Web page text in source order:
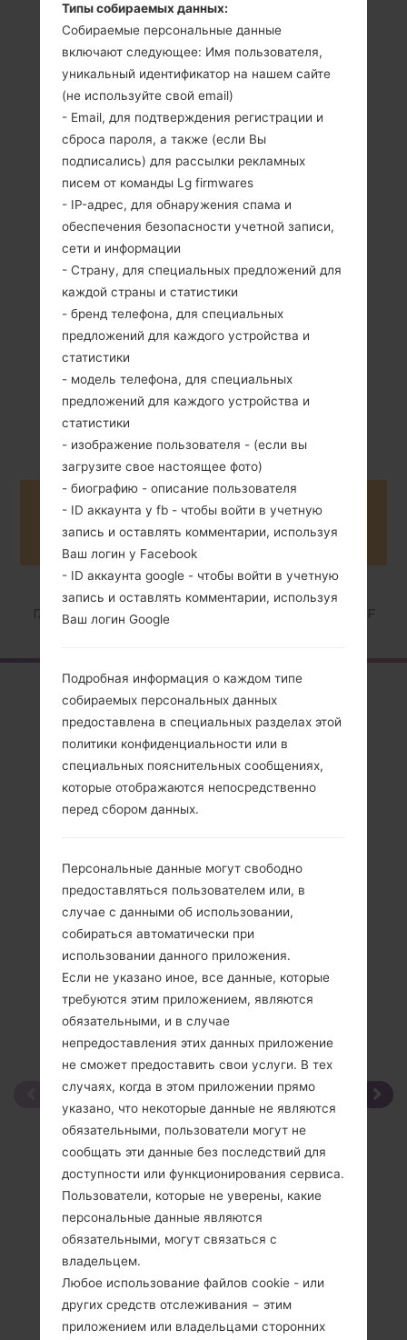
320 x 480
пикселей (~144
плотность
пикселей на
дюйм)
120 грамм (4.23
унции)
Съемный Li-Ion
512MB
Android 4.1-4.3
Сентябрь, 2012
Buy accessories on Amazon
Главная →Серия →LG Optimus L5 Dual LGE615F
Обзор
LGE615F(LGE615F)
akaLG Optimus L5
Dual
Сравнить
Типы собираемых данных:
Собираемые персональные данные
включают следующее: Имя пользователя,
уникальный идентификатор на нашем сайте
(не используйте свой email)
- Email, для подтверждения регистрации и
сброса пароля, а также (если Вы
подписались) для рассылки рекламных
писем от команды Lg firmwares
- IP-адрес, для обнаружения спама и
обеспечения безопасности учетной записи,
сети и информации
- Страну, для специальных предложений для
каждой страны и статистики
- бренд телефона, для специальных
предложений для каждого устройства и
статистики
- модель телефона, для специальных
предложений для каждого устройства и
статистики
- изображение пользователя - (если вы
загрузите свое настоящее фото)
- биографию - описание пользователя
- ID аккаунта у fb - чтобы войти в учетную
запись и оставлять комментарии, используя
Ваш логин у Facebook
- ID аккаунта google - чтобы войти в учетную
запись и оставлять комментарии, используя
Ваш логин Google
Подробная информация о каждом типе
собираемых персональных данных
предоставлена в специальных разделах этой
политики конфиденциальности или в
специальных пояснительных сообщениях,
которые отображаются непосредственно
перед сбором данных.
Персональные данные могут свободно
предоставляться пользователем или, в
случае с данными об использовании,
собираться автоматически при
использовании данного приложения.
Если не указано иное, все данные, которые
требуются этим приложением, являются
обязательными, и в случае
непредоставления этих данных приложение
не сможет предоставить свои услуги. В тех
случаях, когда в этом приложении прямо
указано, что некоторые данные не являются
обязательными, пользователи могут не
сообщать эти данные без последствий для
доступности или функционирования сервиса.
Пользователи, которые не уверены, какие
персональные данные являются
обязательными, могут связаться с
владельцем.
Любое использование файлов cookie - или
других средств отслеживания − этим
приложением или владельцами сторонних